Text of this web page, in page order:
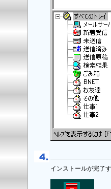
インストールが完了